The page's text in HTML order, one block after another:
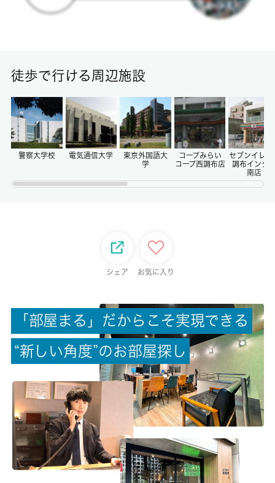
1階 / 2階建
-
償却/敷引
-/-
権利金/雑費
駐車場/料金
-/-
有/20000円
保険名/保険期間
-/2年
徒歩で行ける周辺施設
警察大学校 電気通信大学
東京外国語大
学
コープみらい
コープ西調布店
セブンイレブ
調布インタ
南店
シェア お気に入り
「 部屋 ま る 」 だ か ら こ そ実現で き る
“新 し い角 度”のお部屋探 し